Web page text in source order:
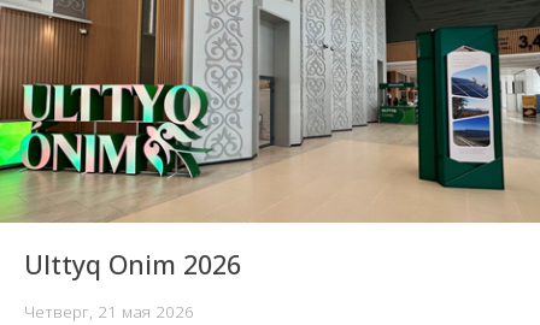
Ulttyq Onim 2026
Четверг, 21 мая 2026